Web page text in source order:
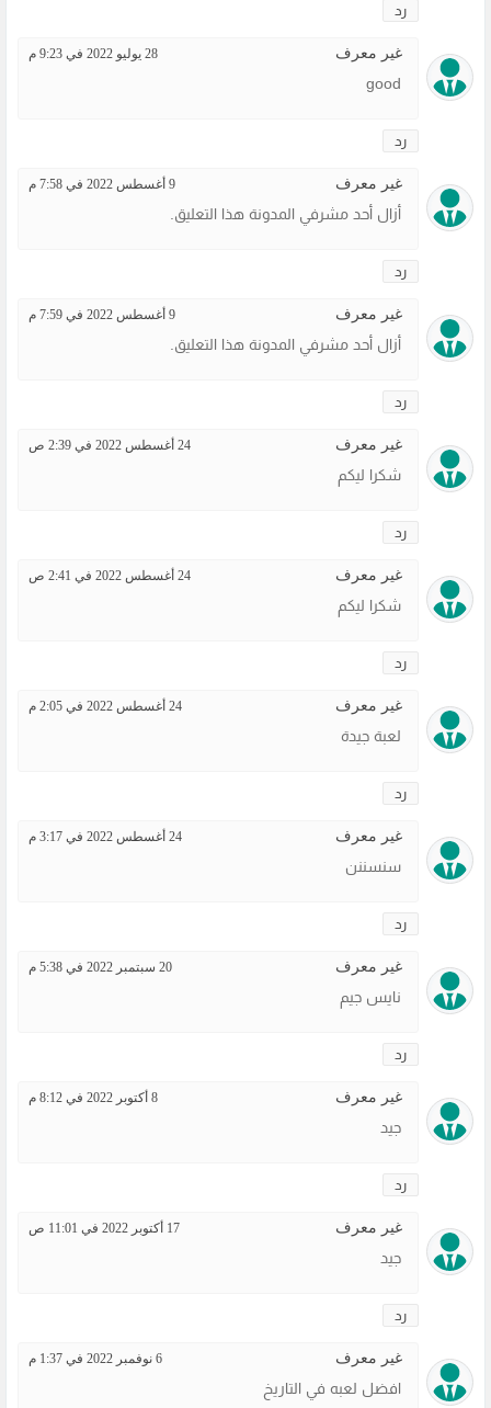
رد
غير معرف 28 يوليو 2022 في 9:23 م
good
رد
غير معرف 9 أغسطس 2022 في 7:58 م
أزال أحد مشرفي المدونة هذا التعليق.
رد
غير معرف 9 أغسطس 2022 في 7:59 م
أزال أحد مشرفي المدونة هذا التعليق.
رد
غير معرف 24 أغسطس 2022 في 2:39 ص
شكرا ليكم
رد
غير معرف 24 أغسطس 2022 في 2:41 ص
شكرا ليكم
رد
غير معرف 24 أغسطس 2022 في 2:05 م
لعبة جيدة
رد
غير معرف 24 أغسطس 2022 في 3:17 م
سنسننن
رد
غير معرف 20 سبتمبر 2022 في 5:38 م
نايس جيم
رد
غير معرف 8 أكتوبر 2022 في 8:12 م
جيد
رد
غير معرف 17 أكتوبر 2022 في 11:01 ص
جيد
رد
غير معرف 6 نوفمبر 2022 في 1:37 م
افضل لعبه في التاريخ